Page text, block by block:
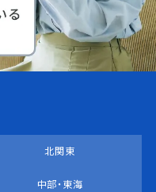
北関東
中部・東海